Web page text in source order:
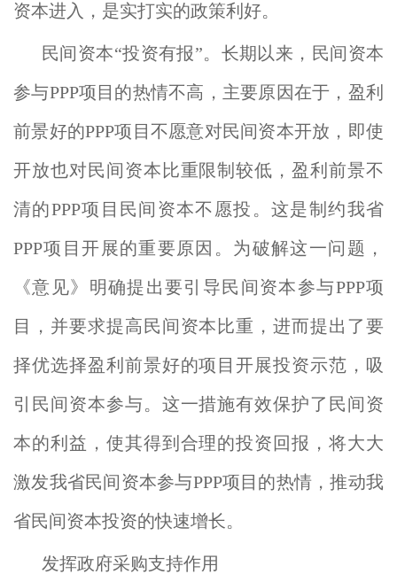
资本进入，是实打实的政策利好。
民间资本“投资有报”。长期以来，民间资本
参与PPP项目的热情不高，主要原因在于，盈利
前景好的PPP项目不愿意对民间资本开放，即使
开放也对民间资本比重限制较低，盈利前景不
清的PPP项目民间资本不愿投。这是制约我省
PPP项目开展的重要原因。为破解这一问题，
《意见》明确提出要引导民间资本参与PPP项
目，并要求提高民间资本比重，进而提出了要
择优选择盈利前景好的项目开展投资示范，吸
引民间资本参与。这一措施有效保护了民间资
本的利益，使其得到合理的投资回报，将大大
激发我省民间资本参与PPP项目的热情，推动我
省民间资本投资的快速增长。
发挥政府采购支持作用